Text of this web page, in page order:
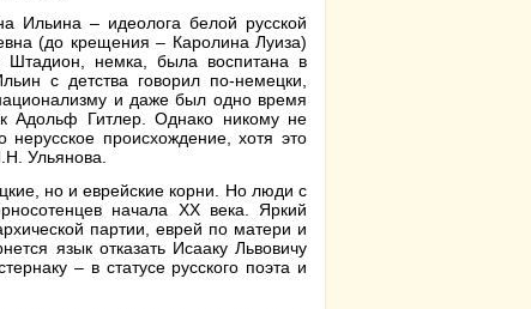
Ильина – идеолога белой русской
(до крещения – Каролина Луиза)
Штадион, немка, была воспитана в
с детства говорил по-немецки,
и даже был одно время
Адольф Гитлер. Однако никому не
нерусское происхождение, хотя это
Ульянова.
но и еврейские корни. Но люди с
начала ХХ века. Яркий
партии, еврей по матери и
язык отказать Исааку Львовичу
– в статусе русского поэта и